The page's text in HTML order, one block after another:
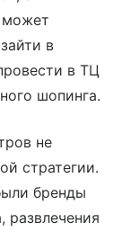
может
в
в ТЦ
шопинга.
не
стратегии.
бренды
развлечения